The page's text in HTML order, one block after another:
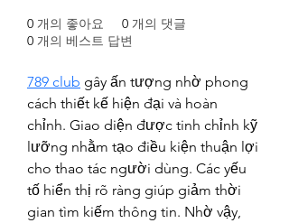
0 개의 좋아요 0 개의 댓글
0 개의 베스트 답변
789 club gây ấn tượng nhờ phong
cách thiết kế hiện đại và hoàn
chỉnh. Giao diện được tinh chỉnh kỹ
lưỡng nhằm tạo điều kiện thuận lợi
cho thao tác người dùng. Các yếu
tố hiển thị rõ ràng giúp giảm thời
gian tìm kiếm thông tin. Nhờ vậy,